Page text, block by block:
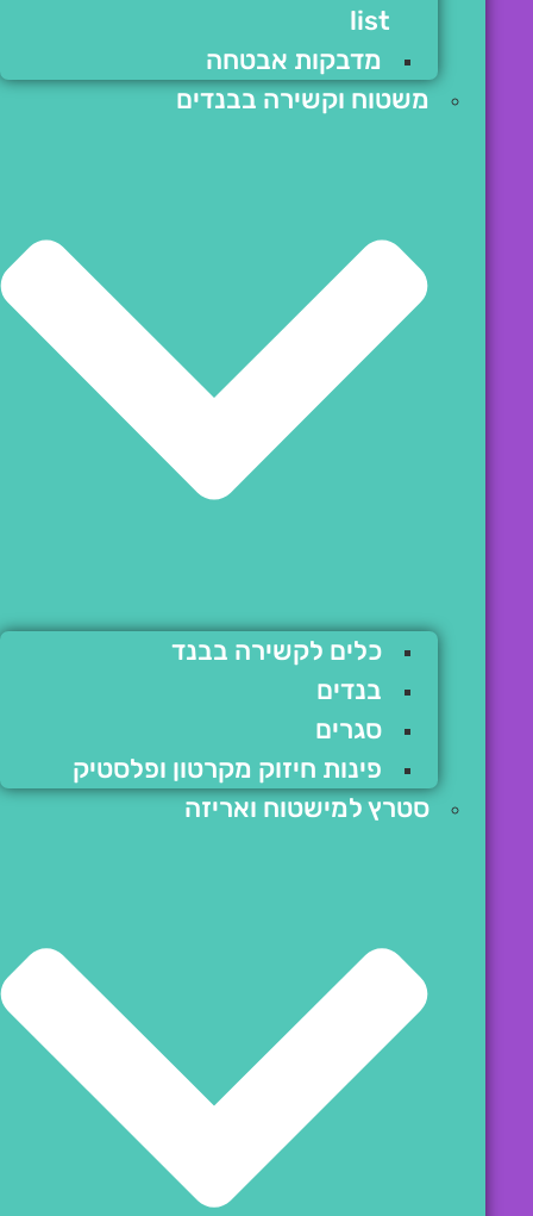
list
מדבקות אבטחה
משטוח וקשירה בבנדים
כלים לקשירה בבנד
בנדים
סגרים
פינות חיזוק מקרטון ופלסטיק
סטרץ למישטוח ואריזה